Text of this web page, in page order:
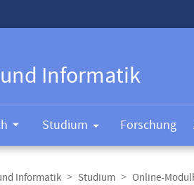
Informatik
Studium Forschung
Informatik Studium Online-